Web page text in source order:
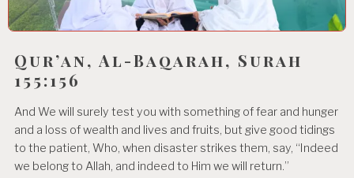
Qur’an, Al-Baqarah, Surah
155:156
And We will surely test you with something of fear and hunger
and a loss of wealth and lives and fruits, but give good tidings
to the patient, Who, when disaster strikes them, say, “Indeed
we belong to Allah, and indeed to Him we will return.”